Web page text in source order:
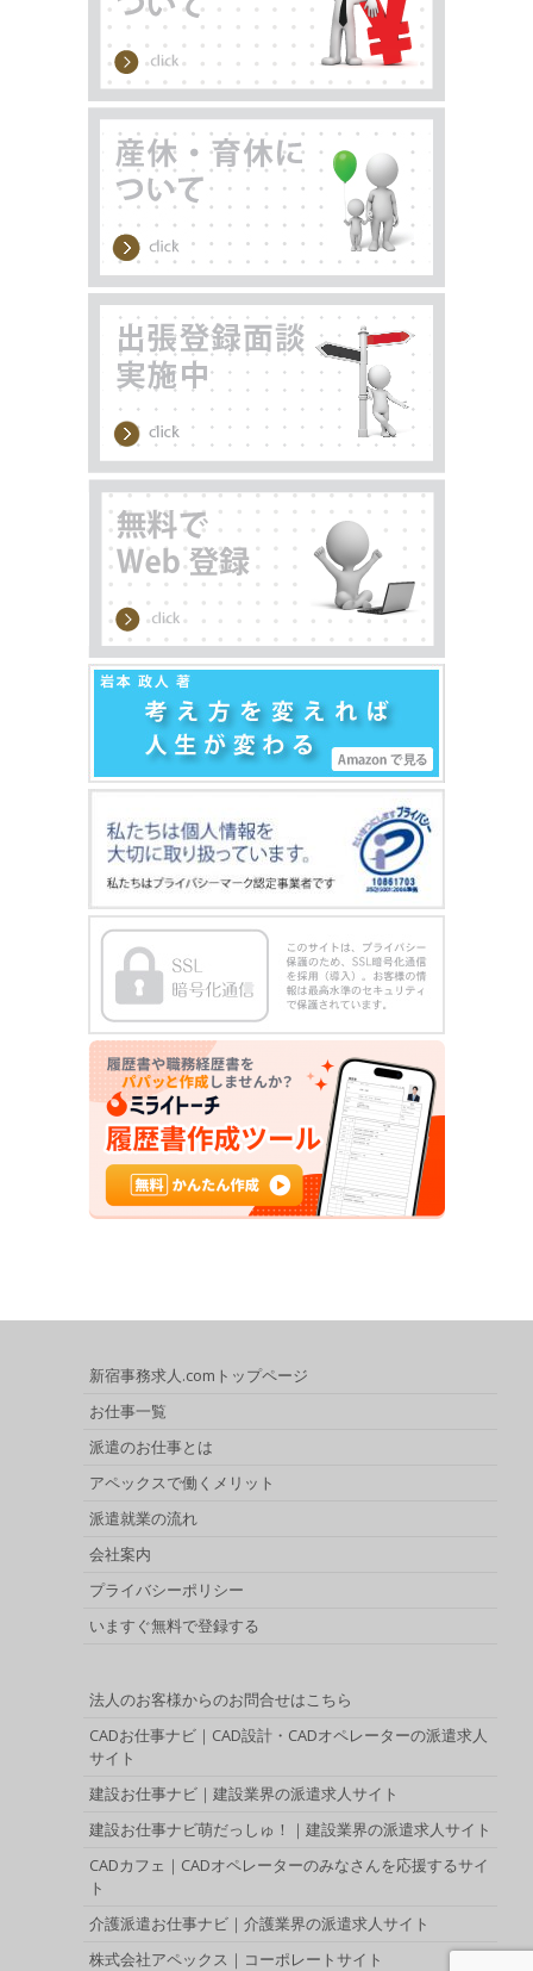
新宿事務求人.comトップページ
お仕事一覧
派遣のお仕事とは
アペックスで働くメリット
派遣就業の流れ
会社案内
プライバシーポリシー
いますぐ無料で登録する
法人のお客様からのお問合せはこちら
CADお仕事ナビ｜CAD設計・CADオペレーターの派遣求人
サイト
建設お仕事ナビ｜建設業界の派遣求人サイト
建設お仕事ナビ萌だっしゅ！｜建設業界の派遣求人サイト
CADカフェ｜CADオペレーターのみなさんを応援するサイ
ト
介護派遣お仕事ナビ｜介護業界の派遣求人サイト
株式会社アペックス｜コーポレートサイト